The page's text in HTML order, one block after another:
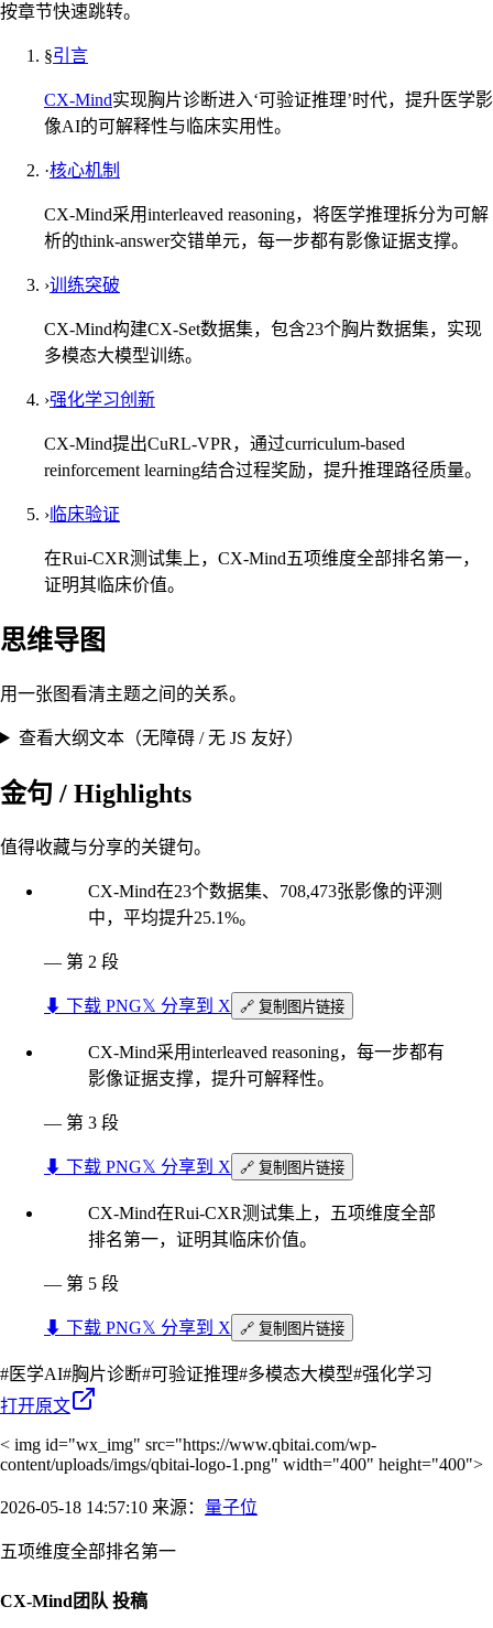
按章节快速跳转。
§引言
CX-Mind实现胸片诊断进入‘可验证推理’时代，提升医学影
像AI的可解释性与临床实用性。
·核心机制
CX-Mind采用interleaved reasoning，将医学推理拆分为可解
析的think-answer交错单元，每一步都有影像证据支撑。
›训练突破
CX-Mind构建CX-Set数据集，包含23个胸片数据集，实现
多模态大模型训练。
›强化学习创新
CX-Mind提出CuRL-VPR，通过curriculum-based
reinforcement learning结合过程奖励，提升推理路径质量。
› 临床验证
在Rui-CXR测试集上，CX-Mind五项维度全部排名第一，
证明其临床价值。
思维导图
用一张图看清主题之间的关系。
查看大纲文本（无障碍 / 无 JS 友好）
金句 / Highlights
值得收藏与分享的关键句。
CX-Mind在23个数据集、708,473张影像的评测
中，平均提升25.1%。
— 第 2 段
⬇︎ 下载 PNG𝕏 分享到 X 🔗 复制图片链接
CX-Mind采用interleaved reasoning，每一步都有
影像证据支撑，提升可解释性。
— 第 3 段
⬇︎ 下载 PNG𝕏 分享到 X 🔗 复制图片链接
CX-Mind在Rui-CXR测试集上，五项维度全部
排名第一，证明其临床价值。
— 第 5 段
⬇︎ 下载 PNG𝕏 分享到 X 🔗 复制图片链接
#医学AI#胸片诊断#可验证推理#多模态大模型#强化学习
打开原文
< img id="wx_img" src="https://www.qbitai.com/wp-
content/uploads/imgs/qbitai-logo-1.png" width="400" height="400">
2026-05-18 14:57:10 来源： 量子位
五项维度全部排名第一
CX-Mind团队 投稿